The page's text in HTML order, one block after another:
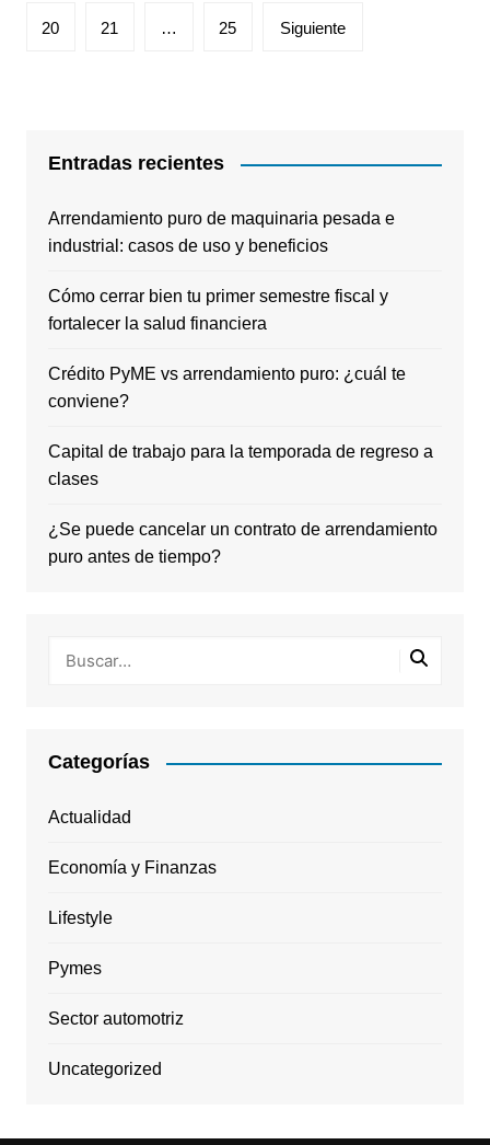
entradas
20 21 … 25 Siguiente
Entradas recientes
Arrendamiento puro de maquinaria pesada e
industrial: casos de uso y beneficios
Cómo cerrar bien tu primer semestre fiscal y
fortalecer la salud financiera
Crédito PyME vs arrendamiento puro: ¿cuál te
conviene?
Capital de trabajo para la temporada de regreso a
clases
¿Se puede cancelar un contrato de arrendamiento
puro antes de tiempo?
Categorías
Actualidad
Economía y Finanzas
Lifestyle
Pymes
Sector automotriz
Uncategorized